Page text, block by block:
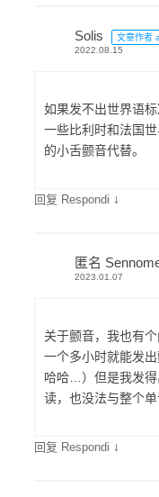
Solis
文章作者
2022.08.15
如果发不出世界语
一些比利时和法国
的小舌颤音代替。
回复 Respondi ↓
匿名
2023.01.07
关于颤音，我也有
一个多小时就能发
哈哈…）但是我发得
读，也没法与整个
回复 Respondi ↓